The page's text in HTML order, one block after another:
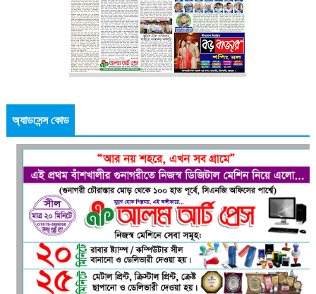
অ্যাডসেন্স কোড